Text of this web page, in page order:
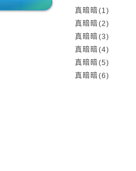
真暗暗(1)
真暗暗(2)
真暗暗(3)
真暗暗(4)
真暗暗(5)
真暗暗(6)